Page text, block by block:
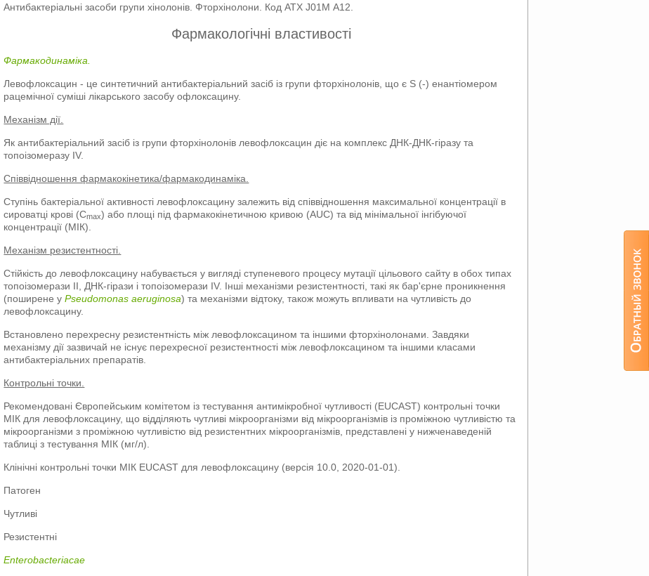
Антибактеріальні засоби групи хінолонів. Фторхінолони. Код АТХ J01M А12.
Фармакологічні властивості
Фармакодинаміка.
Левофлоксацин - це синтетичний антибактеріальний засіб із групи фторхінолонів, що є S (-) енантіомером
рацемічної суміші лікарського засобу офлоксацину.
Механізм дії.
Як антибактеріальний засіб із групи фторхінолонів левофлоксацин діє на комплекс ДНК‑ДНК-гіразу та
топоізомеразу ІV.
Співвідношення фармакокінетика/фармакодинаміка.
Ступінь бактеріальної активності левофлоксацину залежить від співвідношення максимальної концентрації в
сироватці крові (Сmax) або площі під фармакокінетичною кривою (АUC) та від мінімальної інгібуючої
концентрації (МІК).
Механізм резистентності.
Стійкість до левофлоксацину набувається у вигляді ступеневого процесу мутації цільового сайту в обох типах
топоізомерази II, ДНК‑гірази і топоізомерази IV. Інші механізми резистентності, такі як бар'єрне проникнення
(поширене уPseudomonas aeruginosa) та механізми відтоку, також можуть впливати на чутливість до
левофлоксацину.
Встановлено перехресну резистентність між левофлоксацином та іншими фторхінолонами. Завдяки
механізму дії зазвичай не існує перехресної резистентності між левофлоксацином та іншими класами
антибактеріальних препаратів.
Контрольні точки.
Рекомендовані Європейським комітетом із тестування антимікробної чутливості (EUCAST) контрольні точки
МІК для левофлоксацину, що відділяють чутливі мікроорганізми від мікроорганізмів із проміжною чутливістю та
мікроорганізми з проміжною чутливістю від резистентних мікроорганізмів, представлені у нижченаведеній
таблиці з тестування МІК (мг/л).
Клінічні контрольні точки МІК EUCAST для левофлоксацину (версія 10.0, 2020-01-01).
Патоген
Чутливі
Резистентні
Enterobacteriacae